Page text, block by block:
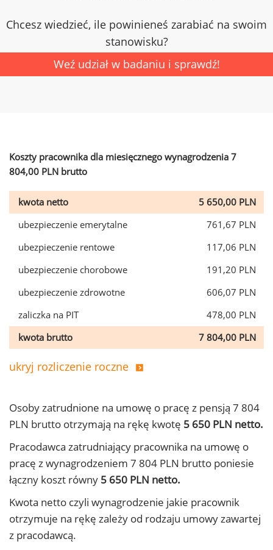
Chcesz wiedzieć, ile powinieneś zarabiać na swoim
stanowisku?
Weź udział w badaniu i sprawdź!
Koszty pracownika dla miesięcznego wynagrodzenia 7
804,00 PLN brutto
kwota netto
5 650,00 PLN
ubezpieczenie emerytalne
761,67 PLN
ubezpieczenie rentowe
117,06 PLN
ubezpieczenie chorobowe
191,20 PLN
ubezpieczenie zdrowotne
606,07 PLN
zaliczka na PIT
478,00 PLN
kwota brutto
7 804,00 PLN
ukryj rozliczenie roczne
Osoby zatrudnione na umowę o pracę z pensją 7 804
PLN brutto otrzymają na rękę kwotę 5 650 PLN netto.
Pracodawca zatrudniający pracownika na umowę o
pracę z wynagrodzeniem 7 804 PLN brutto poniesie
łączny koszt równy 5 650 PLN netto.
Kwota netto czyli wynagrodzenie jakie pracownik
otrzymuje na rękę zależy od rodzaju umowy zawartej
z pracodawcą.